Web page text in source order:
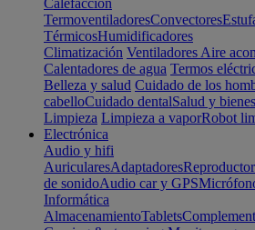
Calefacción
TermoventiladoresConvectores
TérmicosHumidificadores
Climatización Ventiladores Aire
Calentadores de agua Termos
Belleza y salud Cuidado de los
cabelloCuidado dentalSalud y
Limpieza Limpieza a vaporRobot
Electrónica
Audio y hifi
AuricularesAdaptadores
de sonidoAudio car y GPS
Informática
AlmacenamientoTablets